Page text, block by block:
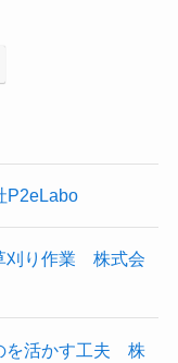
P2eLabo
刈り作業 株式会
を活かす工夫 株